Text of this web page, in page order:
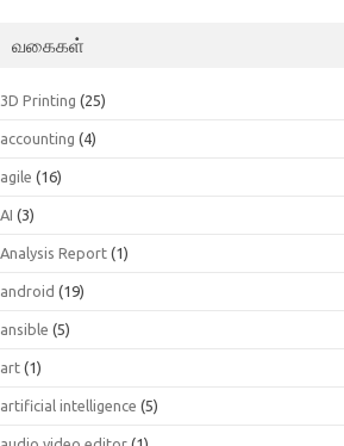
வகைகள்
3D Printing (25)
accounting (4)
agile (16)
AI (3)
Analysis Report (1)
android (19)
ansible (5)
art (1)
artificial intelligence (5)